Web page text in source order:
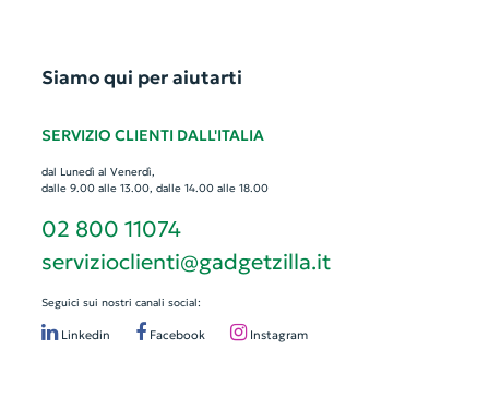
Siamo qui per aiutarti
SERVIZIO CLIENTI DALL'ITALIA
dal Lunedì al Venerdì,
dalle 9.00 alle 13.00, dalle 14.00 alle 18.00
02 800 11074
servizioclienti@gadgetzilla.it
Seguici sui nostri canali social:
Linkedin Facebook Instagram